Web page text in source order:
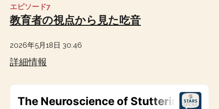
エピソード7
教育者の視点から見た吃音
2026年5月18日 30:46
詳細情報